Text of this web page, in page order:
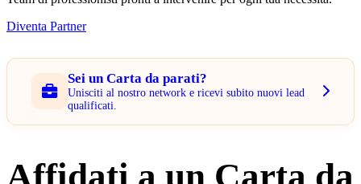
Diventa Partner
Sei un Carta da parati?
Unisciti al nostro network e ricevi subito nuovi lead
qualificati.
Affidati a un Carta da